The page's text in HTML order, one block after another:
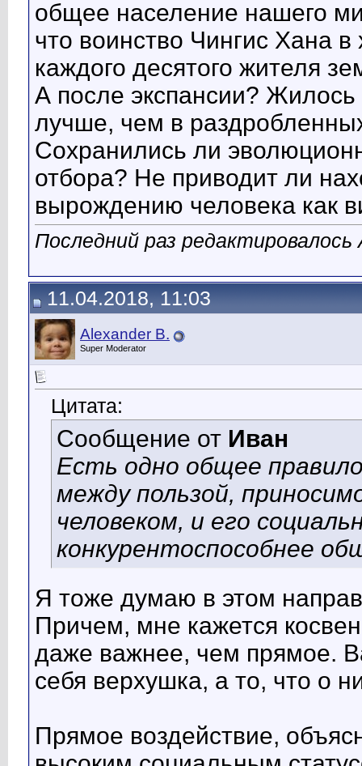
общее население нашего
что воинство Чингис Хана
каждого десятого жителя
А после экспансии?
лучше, чем в
Сохранились ли
отбора? Не приводит ли
вырождению человека как
Последний раз
11.04.2018, 11:03
Alexander B.
Super Moderator
Цитата:
Сообщение от Иван
Есть одно общее
между пользой,
человеком, и его
конкурентоспособнее
Я тоже думаю в этом
Причем, мне кажется
даже важнее, чем прямое.
себя верхушка, а то, что о
Прямое воздействие,